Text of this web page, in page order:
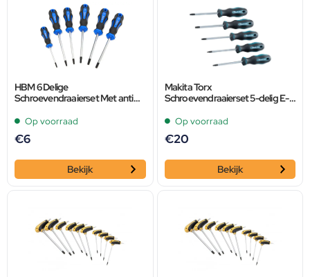
HBM 6 Delige
Schroevendraaierset Met anti
magnetische tips
Op voorraad
€6
Bekijk
Makita Torx
Schroevendraaierset 5-delig E-
Op voorraad
€20
Bekijk